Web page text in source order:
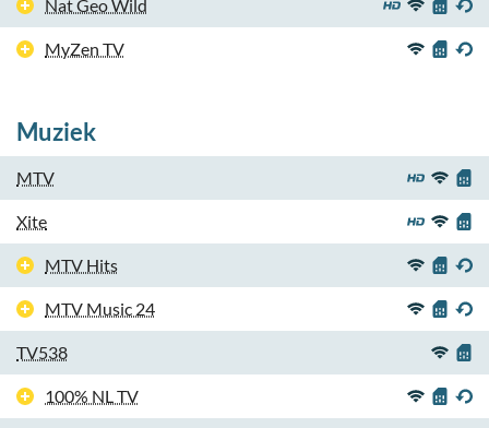
Nat Geo Wild
MyZen TV
Muziek
MTV
Xite
MTV Hits
MTV Music 24
TV538
100% NL TV